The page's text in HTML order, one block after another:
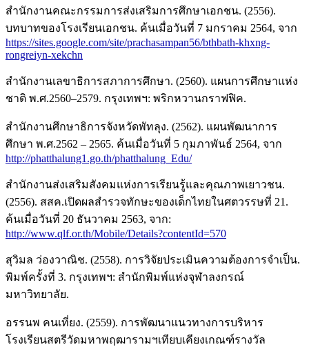
สำนักงานคณะกรรมการส่งเสริมการศึกษาเอกชน. (2556).
บทบาทของโรงเรียนเอกชน. ค้นเมื่อวันที่ 7 มกราคม 2564, จาก
https://sites.google.com/site/prachasampan56/bthbath-khxng-
rongreiyn-xekchn
สำนักงานเลขาธิการสภาการศึกษา. (2560). แผนการศึกษาแห่ง
ชาติ พ.ศ.2560–2579. กรุงเทพฯ: พริกหวานกราฟฟิค.
สำนักงานศึกษาธิการจังหวัดพัทลุง. (2562). แผนพัฒนาการ
ศึกษา พ.ศ.2562 – 2565. ค้นเมื่อวันที่ 5 กุมภาพันธ์ 2564, จาก
http://phatthalung1.go.th/phatthalung_Edu/
สำนักงานส่งเสริมสังคมแห่งการเรียนรู้และคุณภาพเยาวชน.
(2556). สสค.เปิดผลสำรวจทักษะของเด็กไทยในศตวรรษที่ 21.
ค้นเมื่อวันที่ 20 ธันวาคม 2563, จาก:
http://www.qlf.or.th/Mobile/Details?contentId=570
สุวิมล ว่องวาณิช. (2558). การวิจัยประเมินความต้องการจำเป็น.
พิมพ์ครั้งที่ 3. กรุงเทพฯ: สำนักพิมพ์แห่งจุฬาลงกรณ์
มหาวิทยาลัย.
อรรนพ คนเที่ยง. (2559). การพัฒนาแนวทางการบริหาร
โรงเรียนสตรีวัดมหาพฤฒารามฯเทียบเคียงเกณฑ์รางวัล